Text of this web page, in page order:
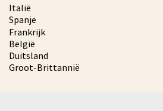
Italië
Spanje
Frankrijk
België
Duitsland
Groot-Brittannië